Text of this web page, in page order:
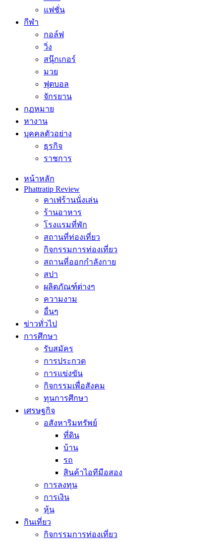
แฟชั่น
กีฬา
กอล์ฟ
วิ่ง
สนุ๊กเกอร์
มวย
ฟุตบอล
จักรยาน
กฏหมาย
หางาน
บุคคลตัวอย่าง
ธุรกิจ
ราชการ
หน้าหลัก
Phattratip Review
คาเฟ่ร้านนั่งเล่น
ร้านอาหาร
โรงแรมที่พัก
สถานที่ท่องเที่ยว
กิจกรรมการท่องเที่ยว
สถานที่ออกกำลังกาย
สปา
ผลิตภัณฑ์ต่างๆ
ความงาม
อื่นๆ
ข่าวทั่วไป
การศึกษา
รับสมัคร
การประกวด
การแข่งขัน
กิจกรรมเพื่อสังคม
ทุนการศึกษา
เศรษฐกิจ
อสังหาริมทรัพย์
ที่ดิน
บ้าน
รถ
สินค้าไอทีมือสอง
การลงทุน
การเงิน
หุ้น
กินเที่ยว
กิจกรรมการท่องเที่ยว